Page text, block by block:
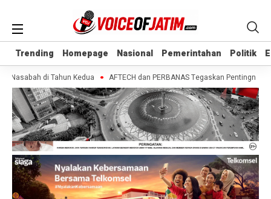
Trending Homepage Nasional Pemerintahan Politik
Trending Homepage Nasional Pemerintahan Politik
di Tahun Kedua AFTECH dan PERBANAS Tegaskan Pentingnya